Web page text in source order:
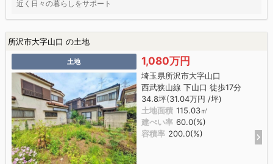
近く日々の暮らしをサポート
所沢市大字山口 の土地
土地 1,080万円
埼玉県所沢市大字山口
西武狭山線 下山口 徒歩17分
34.8坪(31.04万円 /坪)
土地面積 115.03㎡
建ぺい率 60.0(%)
容積率 200.0(%)